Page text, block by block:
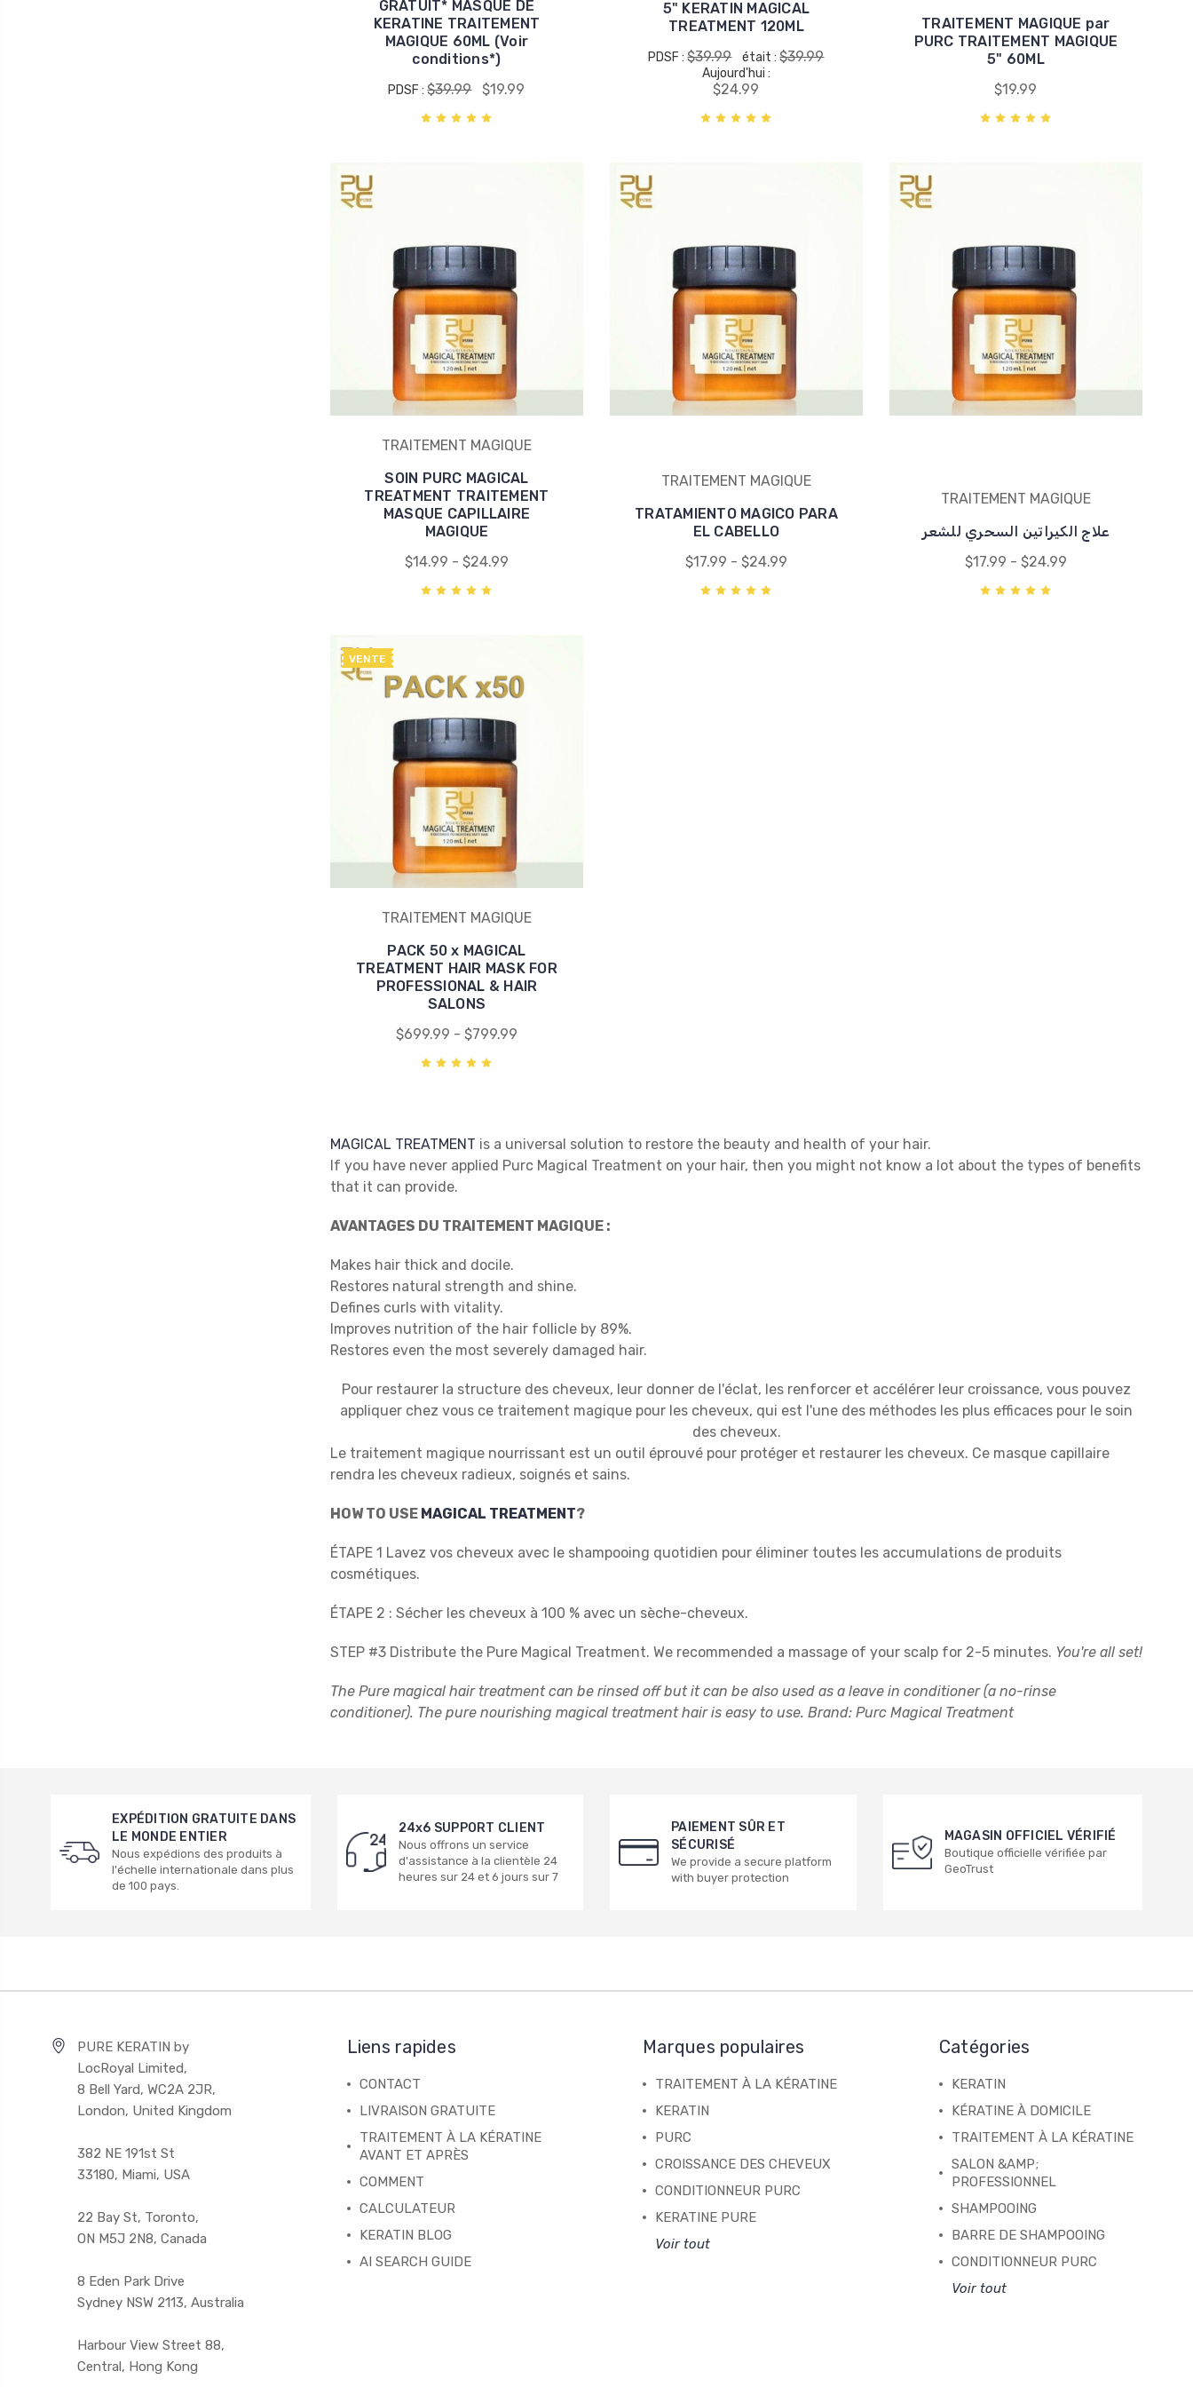
GRATUIT* MASQUE DE
KERATINE TRAITEMENT
MAGIQUE 60ML (Voir
conditions*)
PDSF :$39.99 $19.99
5" KERATIN MAGICAL
TREATMENT 120ML
PDSF :$39.99 était :$39.99
Aujourd'hui :
$24.99
TRAITEMENT MAGIQUE par
PURC TRAITEMENT MAGIQUE
5" 60ML
$19.99
TRAITEMENT MAGIQUE
SOIN PURC MAGICAL
TREATMENT TRAITEMENT
MASQUE CAPILLAIRE
MAGIQUE
$14.99 - $24.99
TRAITEMENT MAGIQUE
TRATAMIENTO MAGICO PARA
EL CABELLO
$17.99 - $24.99
TRAITEMENT MAGIQUE
علاج الكيراتين السحري للشعر
$17.99 - $24.99
VENTE
TRAITEMENT MAGIQUE
PACK 50 x MAGICAL
TREATMENT HAIR MASK FOR
PROFESSIONAL & HAIR
SALONS
$699.99 - $799.99
MAGICAL TREATMENT is a universal solution to restore the beauty and health of your hair.
If you have never applied Purc Magical Treatment on your hair, then you might not know a lot about the types of benefits
that it can provide.
AVANTAGES DU TRAITEMENT MAGIQUE :
Makes hair thick and docile.
Restores natural strength and shine.
Defines curls with vitality.
Improves nutrition of the hair follicle by 89%.
Restores even the most severely damaged hair.
Pour restaurer la structure des cheveux, leur donner de l'éclat, les renforcer et accélérer leur croissance, vous pouvez
appliquer chez vous ce traitement magique pour les cheveux, qui est l'une des méthodes les plus efficaces pour le soin
des cheveux.
Le traitement magique nourrissant est un outil éprouvé pour protéger et restaurer les cheveux. Ce masque capillaire
rendra les cheveux radieux, soignés et sains.
HOW TO USE MAGICAL TREATMENT?
ÉTAPE 1 Lavez vos cheveux avec le shampooing quotidien pour éliminer toutes les accumulations de produits
cosmétiques.
ÉTAPE 2 : Sécher les cheveux à 100 % avec un sèche-cheveux.
STEP #3 Distribute the Pure Magical Treatment. We recommended a massage of your scalp for 2-5 minutes. You're all set!
The Pure magical hair treatment can be rinsed off but it can be also used as a leave in conditioner (a no-rinse
conditioner). The pure nourishing magical treatment hair is easy to use. Brand: Purc Magical Treatment
EXPÉDITION GRATUITE DANS
LE MONDE ENTIER
Nous expédions des produits à
l'échelle internationale dans plus
de 100 pays.
24x6 SUPPORT CLIENT
Nous offrons un service
d'assistance à la clientèle 24
heures sur 24 et 6 jours sur 7
PAIEMENT SÛR ET
SÉCURISÉ
We provide a secure platform
with buyer protection
MAGASIN OFFICIEL VÉRIFIÉ
Boutique officielle vérifiée par
GeoTrust
PURE KERATIN by
LocRoyal Limited,
8 Bell Yard, WC2A 2JR,
London, United Kingdom
382 NE 191st St
33180, Miami, USA
22 Bay St, Toronto,
ON M5J 2N8, Canada
8 Eden Park Drive
Sydney NSW 2113, Australia
Harbour View Street 88,
Central, Hong Kong
Liens rapides
CONTACT
LIVRAISON GRATUITE
TRAITEMENT À LA KÉRATINE
AVANT ET APRÈS
COMMENT
CALCULATEUR
KERATIN BLOG
AI SEARCH GUIDE
Marques populaires
TRAITEMENT À LA KÉRATINE
KERATIN
PURC
CROISSANCE DES CHEVEUX
CONDITIONNEUR PURC
KERATINE PURE
Voir tout
Catégories
KERATIN
KÉRATINE À DOMICILE
TRAITEMENT À LA KÉRATINE
SALON &AMP;
PROFESSIONNEL
SHAMPOOING
BARRE DE SHAMPOOING
CONDITIONNEUR PURC
Voir tout